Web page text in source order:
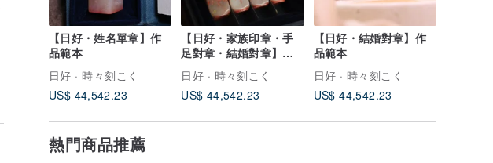
【日好・姓名單章】作
品範本
日好 · 時々刻こく
US$ 44,542.23
【日好・家族印章・手
足對章・結婚對章】作
品範本
日好 · 時々刻こく
US$ 44,542.23
【日好・結婚對章】作
品範本
日好 · 時々刻こく
US$ 44,542.23
熱門商品推薦